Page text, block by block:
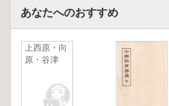
あなたへのおすすめ
上西原・向
原・谷津